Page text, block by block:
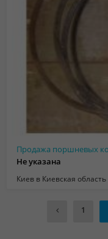
Не указана
Киев в Киевская область
1